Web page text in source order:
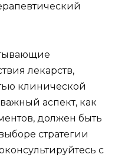
лекарств,
клинической
аспект, как
должен быть
стратегии
с